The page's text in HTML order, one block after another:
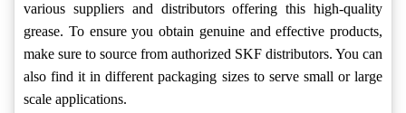
various suppliers and distributors offering this high-quality
grease. To ensure you obtain genuine and effective products,
make sure to source from authorized SKF distributors. You can
also find it in different packaging sizes to serve small or large
scale applications.